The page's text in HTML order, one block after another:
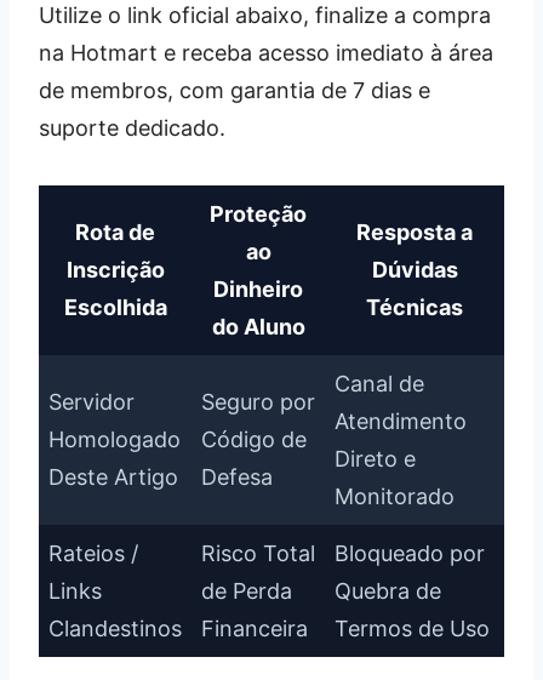
Utilize o link oficial abaixo, finalize a compra
na Hotmart e receba acesso imediato à área
de membros, com garantia de 7 dias e
suporte dedicado.
Rota de
Inscrição
Escolhida
Proteção
ao
Dinheiro
do Aluno
Resposta a
Dúvidas
Técnicas
Servidor
Homologado
Deste Artigo
Seguro por
Código de
Defesa
Canal de
Atendimento
Direto e
Monitorado
Rateios /
Links
Clandestinos
Risco Total
de Perda
Financeira
Bloqueado por
Quebra de
Termos de Uso